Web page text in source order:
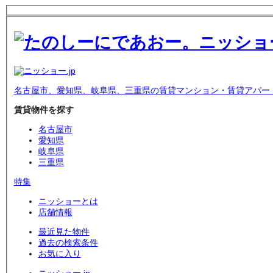
名古屋市、愛知県、岐阜県、三重県の賃貸マンション・賃貸アパー
賃貸物件を探す
名古屋市
愛知県
岐阜県
三重県
特集
ニッショーとは
店舗情報
最近見た物件
過去の検索条件
お気に入り